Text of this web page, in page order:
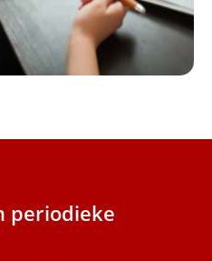
periodieke